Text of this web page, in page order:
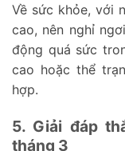
Về sức khỏe, với
cao, nên nghỉ
động quá sức
cao hoặc thể
hợp.
5. Giải đáp
tháng 3